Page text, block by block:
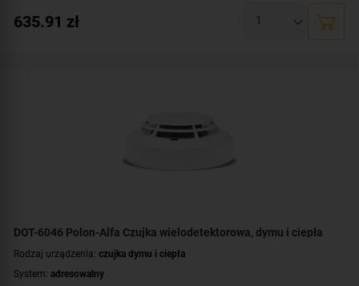
Certyfikat: CNBOP-PIB
635.91 zł
DOT-6046 Polon-Alfa Czujka wielodetektorowa, dymu i ciepła
Rodzaj urządzenia: czujka dymu i ciepła
System: adresowalny